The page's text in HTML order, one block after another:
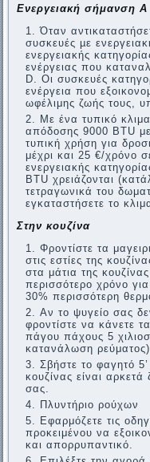
Ενεργειακή σήμανση Α
Όταν
συσκευές µε
ενεργειακής
ενέργειας που
D. Οι συσκευές
ενέργεια που
ωφέλιμης ζωής τους,
Με ένα τυπικό
απόδοσης 9000 BTU
τυπική χρήση για
μέχρι και 25 €/χρόνο
ενεργειακής
BTU χρειάζονται
τετραγωνικά του
εγκαταστήσετε το
Στην κουζίνα
Φροντίστε τα
στις εστίες της
στα μάτια της
περισσότερο χρόνο
30% περισσότερη
Αν το ψυγείο σας
φροντίστε να κάνετε
πάγου πάχους 5
κατανάλωση ρεύματος).
Σβήστε το φαγητό
κουζίνας είναι
σας.
Πλυντήριο ρούχων
Εφαρμόζετε τις
προκειμένου να
και απορρυπαντικό.